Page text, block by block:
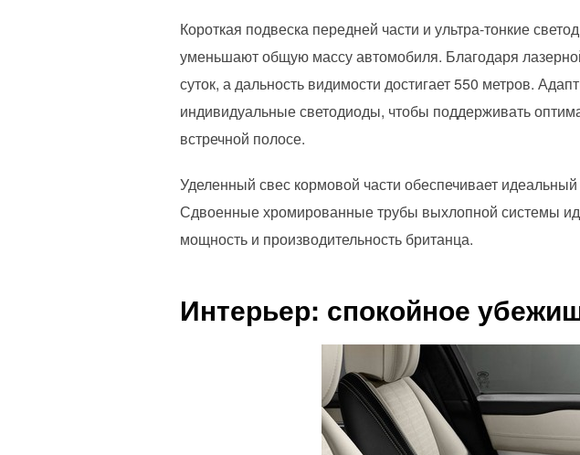
Короткая подвеска передней части и ультра-тонкие
уменьшают общую массу автомобиля. Благодаря
суток, а дальность видимости достигает 550 метров.
индивидуальные светодиоды, чтобы поддерживать
встречной полосе.
Уделенный свес кормовой части обеспечивает
Сдвоенные хромированные трубы выхлопной системы
мощность и производительность британца.
Интерьер: спокойное